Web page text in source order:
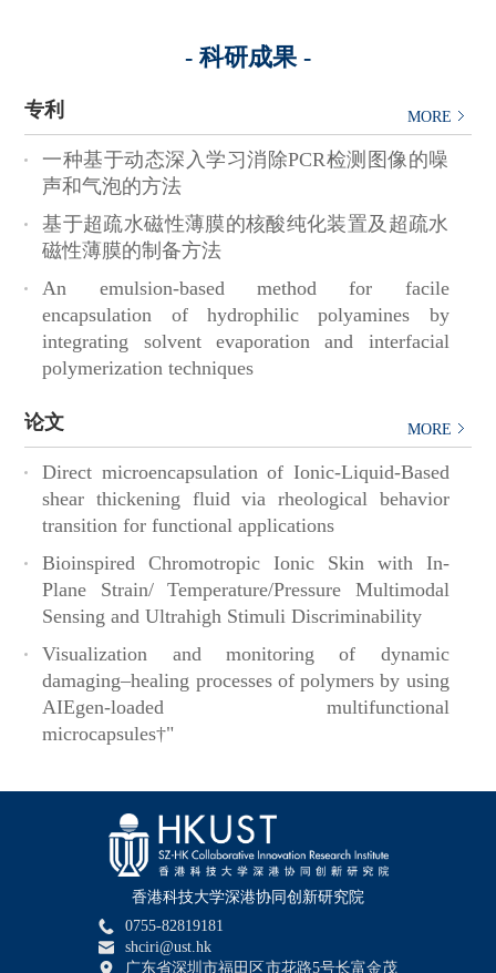
机器学习和自动驾驶算法研究实
电动车创新充电技术研究实验室 环境健康技术实验室
海洋微生物生态学验室 绿色建筑与智能建造实验室
王吉光数字健康实验室
- 科研成果 -
专利 MORE
一种基于动态深入学习消除PCR检测图像的噪
声和气泡的方法
基于超疏水磁性薄膜的核酸纯化装置及超疏水
磁性薄膜的制备方法
An emulsion-based method for facile
encapsulation of hydrophilic polyamines by
integrating solvent evaporation and interfacial
polymerization techniques
论文 MORE
Direct microencapsulation of Ionic-Liquid-Based
shear thickening fluid via rheological behavior
transition for functional applications
Bioinspired Chromotropic Ionic Skin with In-
Plane Strain/ Temperature/Pressure Multimodal
Sensing and Ultrahigh Stimuli Discriminability
Visualization and monitoring of dynamic
damaging–healing processes of polymers by using
AIEgen-loaded multifunctional
microcapsules†"
香港科技大学深港协同创新研究院
0755-82819181
shciri@ust.hk
广东省深圳市福田区市花路5号长富金茂